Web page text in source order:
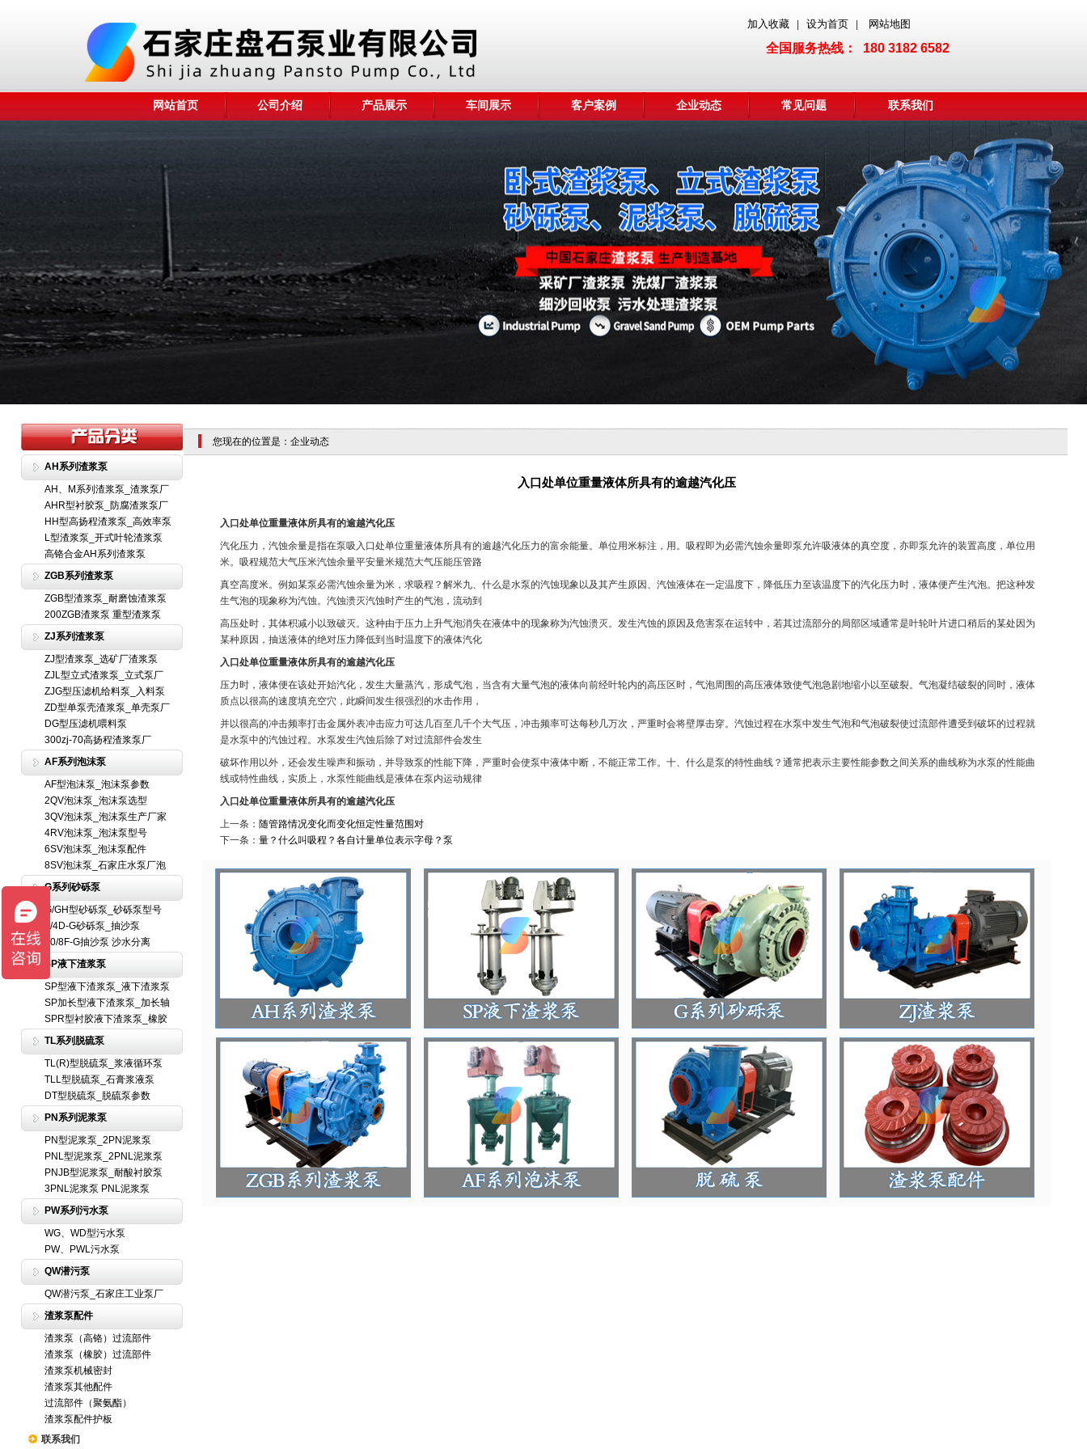
加入收藏 设为首页 网站地图
全国服务热线： 180 3182 6582
网站首页 公司介绍 产品展示 车间展示 客户案例 企业动态 常见问题 联系我们
AH系列渣浆泵
AH、M系列渣浆泵_渣浆泵厂
AHR型衬胶泵_防腐渣浆泵厂
HH型高扬程渣浆泵_高效率泵
L型渣浆泵_开式叶轮渣浆泵
高铬合金AH系列渣浆泵
ZGB系列渣浆泵
ZGB型渣浆泵_耐磨蚀渣浆泵
200ZGB渣浆泵 重型渣浆泵
ZJ系列渣浆泵
ZJ型渣浆泵_选矿厂渣浆泵
ZJL型立式渣浆泵_立式泵厂
ZJG型压滤机给料泵_入料泵
ZD型单泵壳渣浆泵_单壳泵厂
DG型压滤机喂料泵
300zj-70高扬程渣浆泵厂
AF系列泡沫泵
AF型泡沫泵_泡沫泵参数
2QV泡沫泵_泡沫泵选型
3QV泡沫泵_泡沫泵生产厂家
4RV泡沫泵_泡沫泵型号
6SV泡沫泵_泡沫泵配件
8SV泡沫泵_石家庄水泵厂泡
G系列砂砾泵
G/GH型砂砾泵_砂砾泵型号
6/4D-G砂砾泵_抽沙泵
10/8F-G抽沙泵 沙水分离
SP液下渣浆泵
SP型液下渣浆泵_液下渣浆泵
SP加长型液下渣浆泵_加长轴
SPR型衬胶液下渣浆泵_橡胶
TL系列脱硫泵
TL(R)型脱硫泵_浆液循环泵
TLL型脱硫泵_石膏浆液泵
DT型脱硫泵_脱硫泵参数
PN系列泥浆泵
PN型泥浆泵_2PN泥浆泵
PNL型泥浆泵_2PNL泥浆泵
PNJB型泥浆泵_耐酸衬胶泵
3PNL泥浆泵 PNL泥浆泵
PW系列污水泵
WG、WD型污水泵
PW、PWL污水泵
QW潜污泵
QW潜污泵_石家庄工业泵厂
渣浆泵配件
渣浆泵（高铬）过流部件
渣浆泵（橡胶）过流部件
渣浆泵机械密封
渣浆泵其他配件
过流部件（聚氨酯）
渣浆泵配件护板
联系我们
您现在的位置是：企业动态
入口处单位重量液体所具有的逾越汽化压
入口处单位重量液体所具有的逾越汽化压
汽化压力，汽蚀余量是指在泵吸入口处单位重量液体所具有的逾越汽化压力的富余能量。单位用米标注，用。吸程即为必需汽蚀余量即泵允许吸液体的真空度，亦即泵允许的装置高度，单位用
米。吸程规范大气压米汽蚀余量平安量米规范大气压能压管路
真空高度米。例如某泵必需汽蚀余量为米，求吸程？解米九、什么是水泵的汽蚀现象以及其产生原因、汽蚀液体在一定温度下，降低压力至该温度下的汽化压力时，液体便产生汽泡。把这种发
生气泡的现象称为汽蚀。汽蚀溃灭汽蚀时产生的气泡，流动到
高压处时，其体积减小以致破灭。这种由于压力上升气泡消失在液体中的现象称为汽蚀溃灭。发生汽蚀的原因及危害泵在运转中，若其过流部分的局部区域通常是叶轮叶片进口稍后的某处因为
某种原因，抽送液体的绝对压力降低到当时温度下的液体汽化
入口处单位重量液体所具有的逾越汽化压
压力时，液体便在该处开始汽化，发生大量蒸汽，形成气泡，当含有大量气泡的液体向前经叶轮内的高压区时，气泡周围的高压液体致使气泡急剧地缩小以至破裂。气泡凝结破裂的同时，液体
质点以很高的速度填充空穴，此瞬间发生很强烈的水击作用，
并以很高的冲击频率打击金属外表冲击应力可达几百至几千个大气压，冲击频率可达每秒几万次，严重时会将壁厚击穿。汽蚀过程在水泵中发生气泡和气泡破裂使过流部件遭受到破坏的过程就
是水泵中的汽蚀过程。水泵发生汽蚀后除了对过流部件会发生
破坏作用以外，还会发生噪声和振动，并导致泵的性能下降，严重时会使泵中液体中断，不能正常工作。十、什么是泵的特性曲线？通常把表示主要性能参数之间关系的曲线称为水泵的性能曲
线或特性曲线，实质上，水泵性能曲线是液体在泵内运动规律
入口处单位重量液体所具有的逾越汽化压
上一条： 随管路情况变化而变化恒定性量范围对
下一条： 量？什么叫吸程？各自计量单位表示字母？泵